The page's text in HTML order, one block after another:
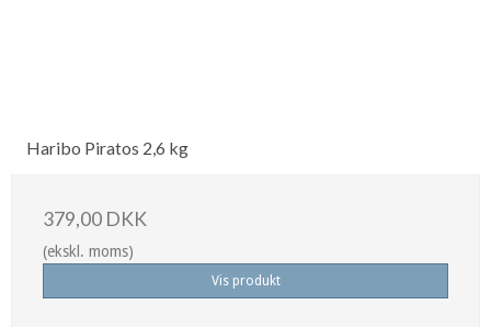
Haribo Piratos 2,6 kg
379,00 DKK
(ekskl. moms)
Vis produkt